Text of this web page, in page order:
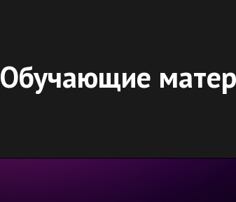
Обучающие